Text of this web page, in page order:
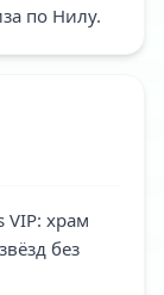
по Нилу.
VIP: храм
без